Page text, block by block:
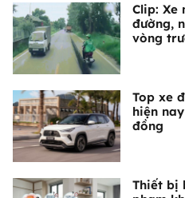
Clip: Xe
đường,
vòng
Top xe
hiện
đồng
Thiết bị